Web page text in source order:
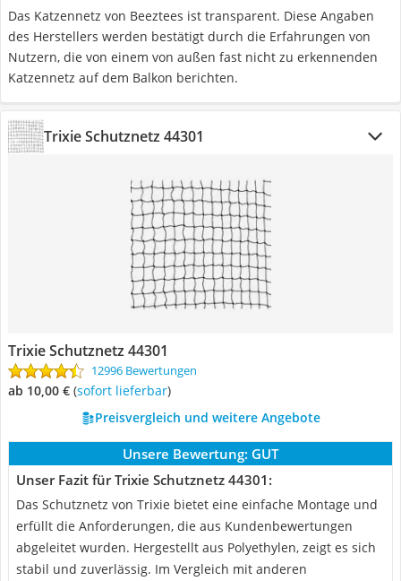
Das Katzennetz von Beeztees ist transparent. Diese Angaben
des Herstellers werden bestätigt durch die Erfahrungen von
Nutzern, die von einem von außen fast nicht zu erkennenden
Katzennetz auf dem Balkon berichten.
Trixie Schutznetz 44301
Trixie Schutznetz 44301
12996 Bewertungen
ab 10,00 € ( Sofort lieferbar)
Preisvergleich und weitere Angebote
Unsere Bewertung: GUT
Unser Fazit für Trixie Schutznetz 44301:
Das Schutznetz von Trixie bietet eine einfache Montage und
erfüllt die Anforderungen, die aus Kundenbewertungen
abgeleitet wurden. Hergestellt aus Polyethylen, zeigt es sich
stabil und zuverlässig. Im Vergleich mit anderen